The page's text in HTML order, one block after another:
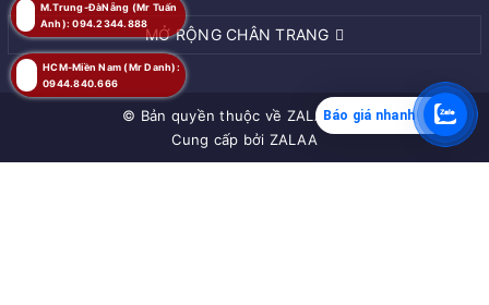
MỞ RỘNG CHÂN TRANG
© Bản quyền thuộc về ZALAA JSC
Cung cấp bởi ZALAA
HCM-Miền Nam (Mr Danh):
0944.840.666
M.Trung-ĐàNẵng (Mr Tuấn
Anh): 094.2344.888
Báo giá nhanh